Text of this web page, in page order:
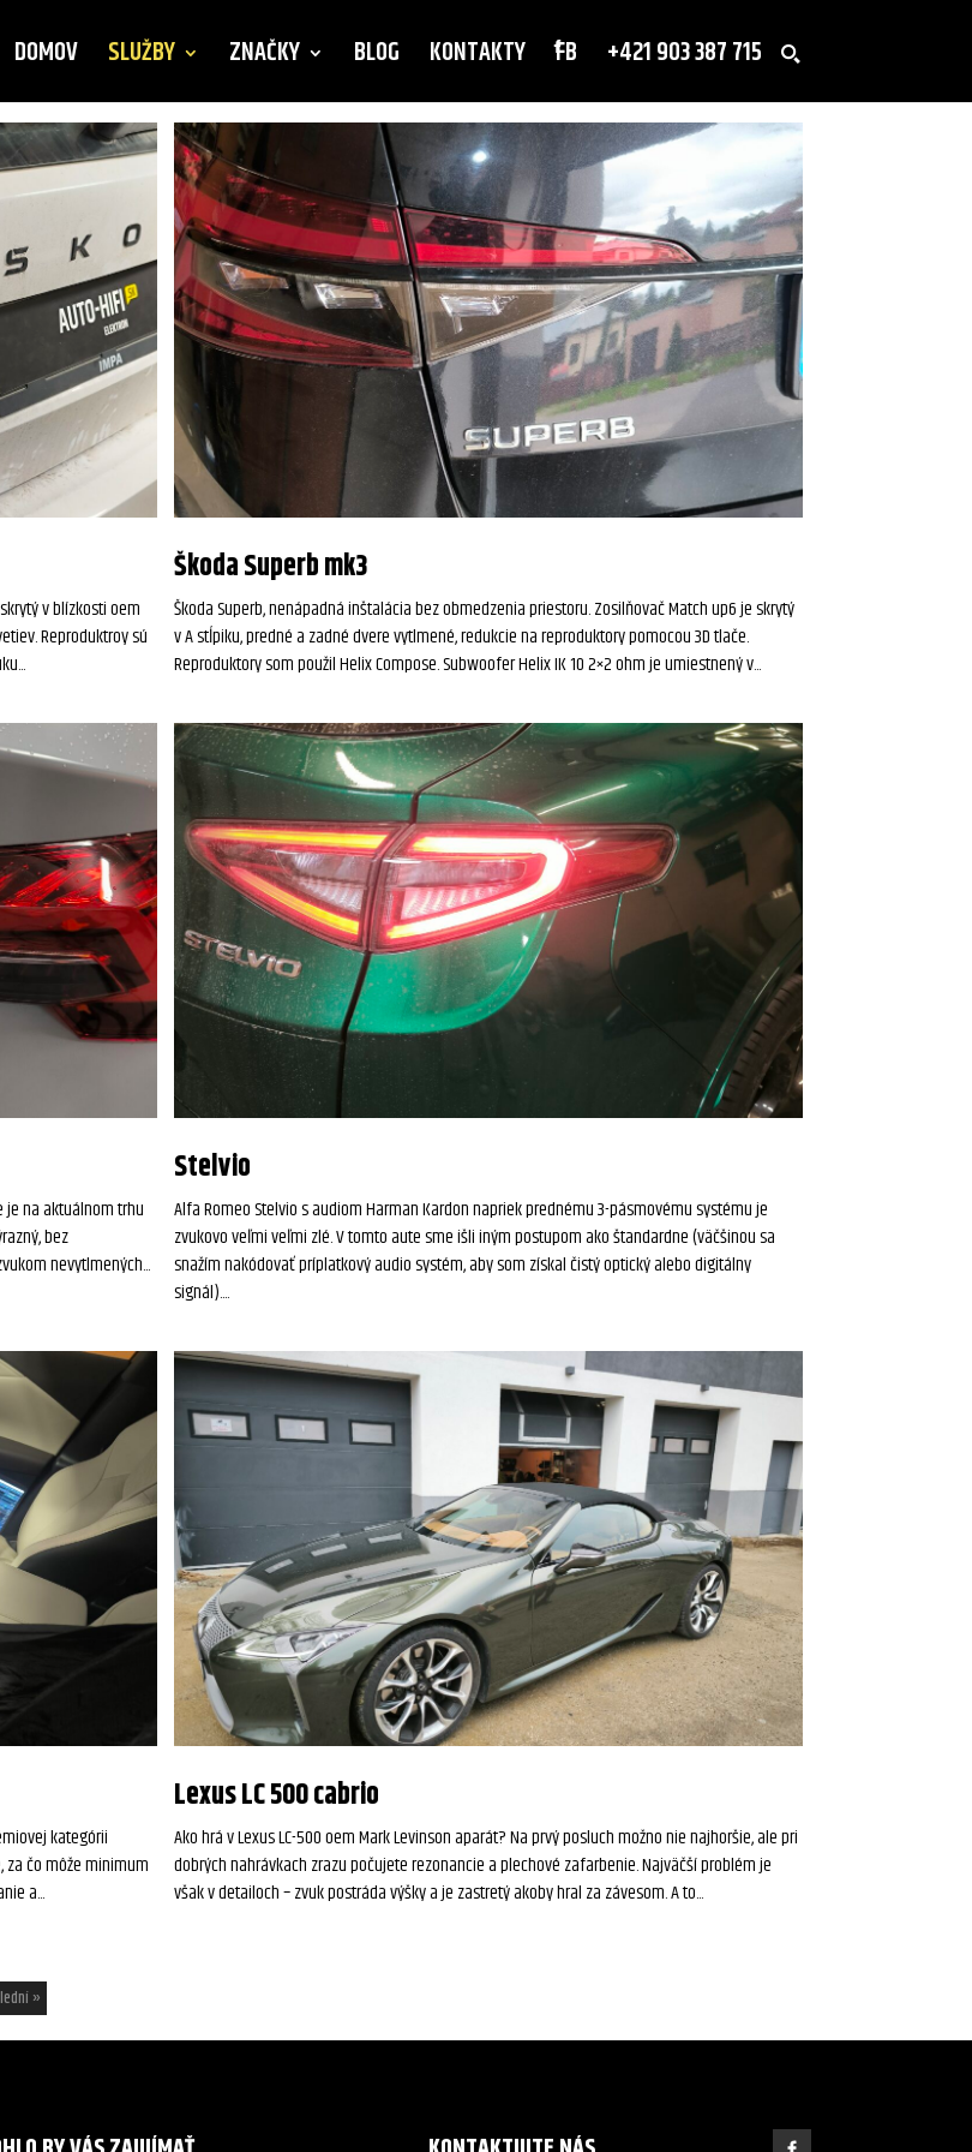
DOMOV SLUŽBY ZNAČKY BLOG KONTAKTY FB +421 903 387 715
v blízkosti oem
Reproduktroy sú
Škoda Superb mk3
Škoda Superb, nenápadná inštalácia bez obmedzenia priestoru. Zosilňovač Match up6 je skrytý
v A stĺpiku, predné a zadné dvere vytlmené, redukcie na reproduktory pomocou 3D tlače.
Reproduktory som použil Helix Compose. Subwoofer Helix IK 10 2×2 ohm je umiestnený v...
je na aktuálnom trhu
bez
nevytlmených...
Stelvio
Alfa Romeo Stelvio s audiom Harman Kardon napriek prednému 3-pásmovému systému je
zvukovo veľmi veľmi zlé. V tomto aute sme išli iným postupom ako štandardne (väčšinou sa
snažím nakódovať príplatkový audio systém, aby som získal čistý optický alebo digitálny
signál)....
kategórii
čo môže minimum
a...
Lexus LC 500 cabrio
Ako hrá v Lexus LC-500 oem Mark Levinson aparát? Na prvý posluch možno nie najhoršie, ale pri
dobrých nahrávkach zrazu počujete rezonancie a plechové zafarbenie. Najväčší problém je
však v detailoch – zvuk postráda výšky a je zastretý akoby hral za závesom. A to...
»